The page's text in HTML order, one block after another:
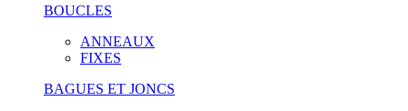
BOUCLES
ANNEAUX
FIXES
BAGUES ET JONCS